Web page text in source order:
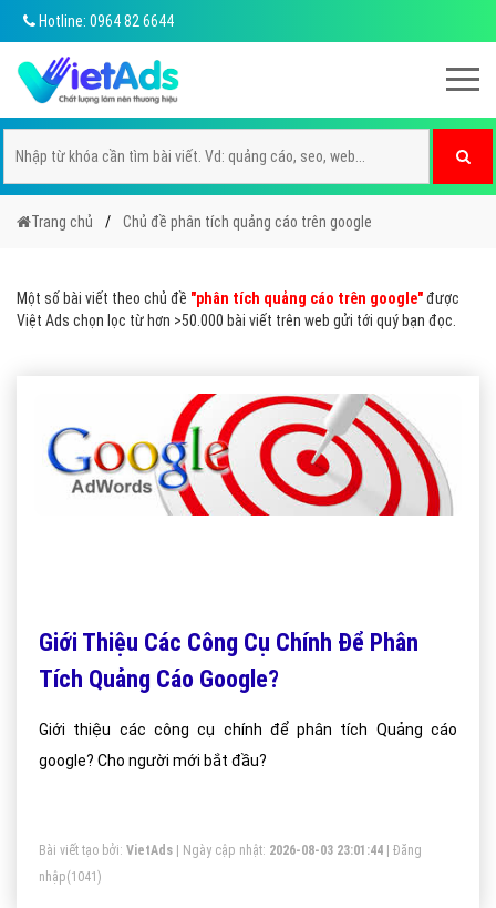
Hotline: 0964 82 6644
Trang chủ Chủ đề phân tích quảng cáo trên google
Một số bài viết theo chủ đề "phân tích quảng cáo trên google"được
Việt Ads chọn lọc từ hơn >50.000 bài viết trên web gửi tới quý bạn đọc.
Giới Thiệu Các Công Cụ Chính Để Phân
Tích Quảng Cáo Google?
Giới thiệu các công cụ chính để phân tích Quảng cáo
google? Cho người mới bắt đầu?
Bài viết tạo bởi: VietAds | Ngày cập nhật: 2026-08-03 23:01:44
Đăng
nhập(1041)